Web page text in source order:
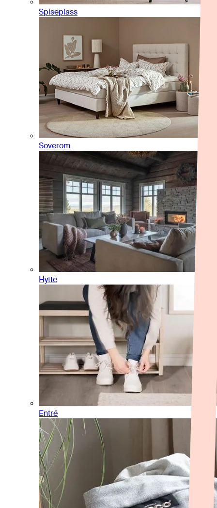
Spiseplass
Soverom
Hytte
Entré